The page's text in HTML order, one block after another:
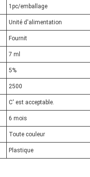
1pc/emballage
Unité d'alimentation
Fournit
7 ml
5%
2500
C' est acceptable.
6 mois
Toute couleur
Plastique